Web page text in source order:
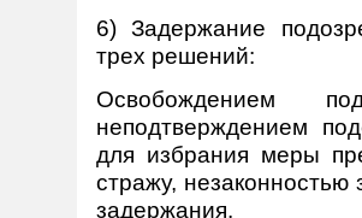
6) Задержание
трех решений:
Освобождением
неподтверждением
для избрания меры
стражу,
задержания.